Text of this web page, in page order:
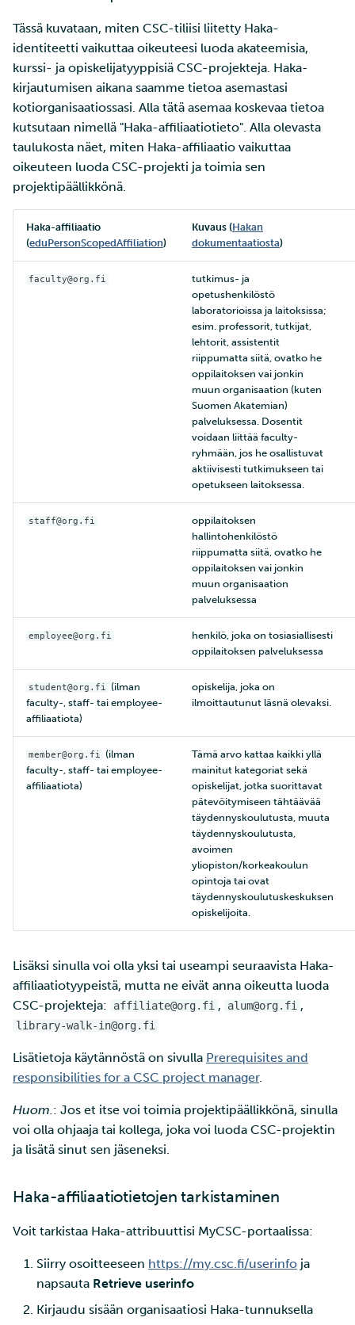
Tässä kuvataan, miten CSC-tiliisi liitetty Haka-
identiteetti vaikuttaa oikeuteesi luoda akateemisia,
kurssi- ja opiskelijatyyppisiä CSC-projekteja. Haka-
kirjautumisen aikana saamme tietoa asemastasi
kotiorganisaatiossasi. Alla tätä asemaa koskevaa tietoa
kutsutaan nimellä "Haka-affiliaatiotieto". Alla olevasta
taulukosta näet, miten Haka-affiliaatio vaikuttaa
oikeuteen luoda CSC-projekti ja toimia sen
projektipäällikkönä.
Haka-affiliaatio
(eduPersonScopedAffiliation)
Kuvaus (Hakan
dokumentaatiosta)
faculty@org.fi
tutkimus- ja
opetushenkilöstö
laboratorioissa ja laitoksissa;
esim. professorit, tutkijat,
lehtorit, assistentit
riippumatta siitä, ovatko he
oppilaitoksen vai jonkin
muun organisaation (kuten
Suomen Akatemian)
palveluksessa. Dosentit
voidaan liittää faculty-
ryhmään, jos he osallistuvat
aktiivisesti tutkimukseen tai
opetukseen laitoksessa.
staff@org.fi
oppilaitoksen
hallintohenkilöstö
riippumatta siitä, ovatko he
oppilaitoksen vai jonkin
muun organisaation
palveluksessa
employee@org.fi
henkilö, joka on tosiasiallisesti
oppilaitoksen palveluksessa
student@org.fi
(ilman
faculty-, staff- tai employee-
affiliaatiota)
opiskelija, joka on
ilmoittautunut läsnä olevaksi.
member@org.fi
(ilman
faculty-, staff- tai employee-
affiliaatiota)
Tämä arvo kattaa kaikki yllä
mainitut kategoriat sekä
opiskelijat, jotka suorittavat
pätevöitymiseen tähtäävää
täydennyskoulutusta, muuta
täydennyskoulutusta,
avoimen
yliopiston/korkeakoulun
opintoja tai ovat
täydennyskoulutuskeskuksen
opiskelijoita.
Lisäksi sinulla voi olla yksi tai useampi seuraavista Haka-
affiliaatiotyypeistä, mutta ne eivät anna oikeutta luoda
CSC-projekteja:
affiliate@org.fi , alum@org.fi ,
library-walk-in@org.fi
Lisätietoja käytännöstä on sivulla Prerequisites and
responsibilities for a CSC project manager.
Huom. : Jos et itse voi toimia projektipäällikkönä, sinulla
voi olla ohjaaja tai kollega, joka voi luoda CSC-projektin
ja lisätä sinut sen jäseneksi.
Haka-affiliaatiotietojen tarkistaminen
Voit tarkistaa Haka-attribuuttisi MyCSC-portaalissa:
Siirry osoitteeseen https://my.csc.fi/userinfo ja
napsauta Retrieve userinfo
Kirjaudu sisään organisaatiosi Haka-tunnuksella